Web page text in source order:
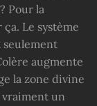
Pour la
Le système
seulement
augmente
la zone divine
un